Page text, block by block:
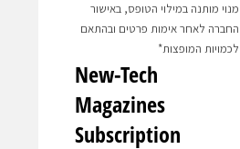
מנוי מותנה במילוי הטופס, באישור
החברה לאחר אימות פרטים ובהתאם
לכמויות המופצות*